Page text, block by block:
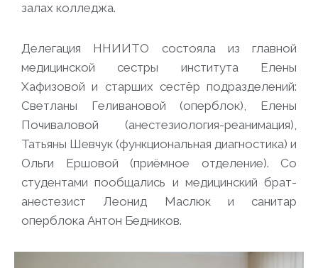
залах колледжа.
Делегация ННИИТО состояла из главной
медицинской сестры института Елены
Хафизовой и старших сестёр подразделений:
Светланы Геливановой (оперблок), Елены
Почиваловой (анестезиология-реанимация),
Татьяны Шевчук (функциональная диагностика) и
Ольги Ершовой (приёмное отделение). Со
студентами пообщались и медицинский брат-
анестезист Леонид Маслюк и санитар
оперблока Антон Бедников.